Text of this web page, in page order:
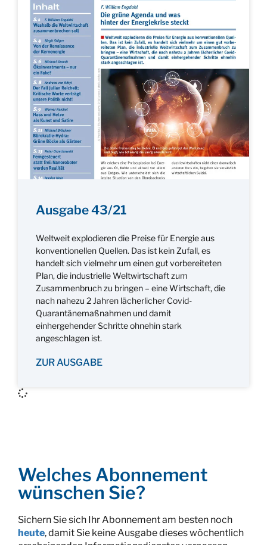
Ausgabe 43/21
Weltweit explodieren die Preise für Energie aus
konventionellen Quellen. Das ist kein Zufall, es
handelt sich vielmehr um einen gut vorbereiteten
Plan, die industrielle Weltwirtschaft zum
Zusammenbruch zu bringen – eine Wirtschaft, die
nach nahezu 2 Jahren lächerlicher Covid-
Quarantänemaßnahmen und damit
einhergehender Schritte ohnehin stark
angeschlagen ist.
ZUR AUSGABE
Welches Abonnement
wünschen Sie?
Sichern Sie sich Ihr Abonnement am besten noch
heute, damit Sie keine Ausgabe dieses wöchentlich